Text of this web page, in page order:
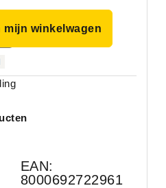
mijn winkelwagen
EAN:
8000692722961